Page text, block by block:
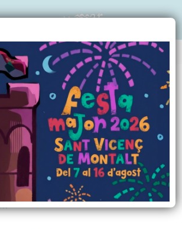
15 agost 2010
nit amb el